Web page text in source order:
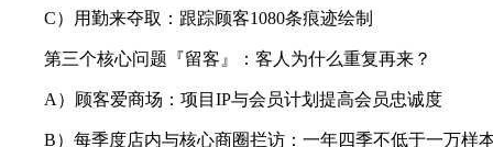
C）用勤来夺取：跟踪顾客1080条痕迹绘制
第三个核心问题『留客』：客人为什么重复再来？
A）顾客爱商场：项目IP与会员计划提高会员忠诚度
B）每季度店内与核心商圈拦访：一年四季不低于一万样